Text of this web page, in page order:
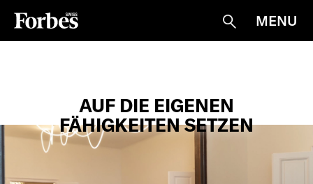
Suche
MENU
AUF DIE EIGENEN
FÄHIGKEITEN SETZEN